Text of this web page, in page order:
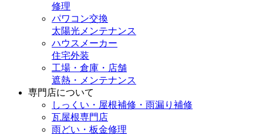
修理
パワコン交換
太陽光メンテナンス
ハウスメーカー
住宅外装
工場・倉庫・店舗
遮熱・メンテナンス
専門店について
しっくい・屋根補修・雨漏り補修
瓦屋根専門店
雨どい・板金修理